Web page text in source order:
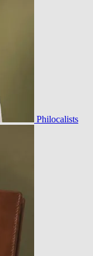
Philocalists